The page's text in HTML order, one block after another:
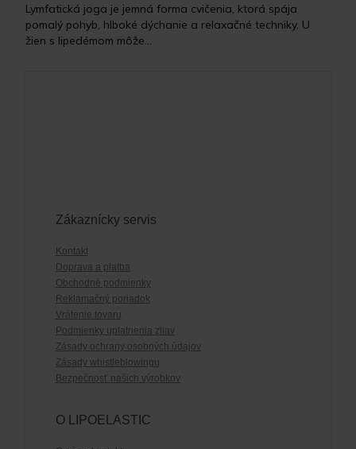
Lymfatická joga je jemná forma cvičenia, ktorá spája
pomalý pohyb, hlboké dýchanie a relaxačné techniky. U
žien s lipedémom môže...
Zákaznícky servis
Kontakt
Doprava a platba
Obchodné podmienky
Reklamačný poriadok
Vrátenie tovaru
Podmienky uplatnenia zliav
Zásady ochrany osobných údajov
Zásady whistleblowingu
Bezpečnosť našich výrobkov
O LIPOELASTIC